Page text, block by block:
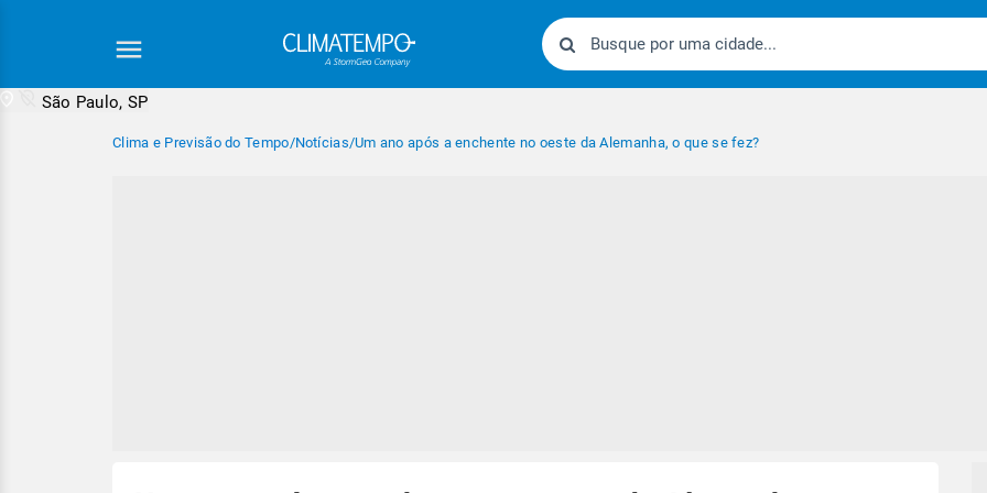
São Paulo, SP
Clima e Previsão do Tempo/Notícias/Um ano após a enchente no oeste da Alemanha, o que se fez?